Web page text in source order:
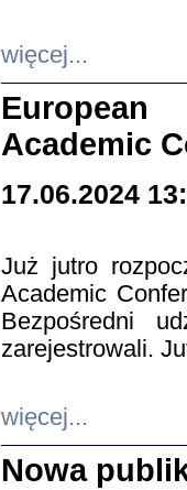
więcej...
European
Academic
17.06.2024
Już jutro
Academic
Bezpośredni
zarejestrowali.
więcej...
Nowa